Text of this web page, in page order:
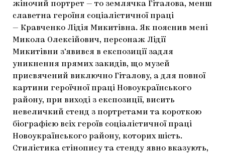
жіночий портрет — то землячка Гіталова, менш
славетна героїня соціалістичної праці
— Кравченко Лідія Микитівна. Як пояснив мені
Микола Олексійович, персонаж Лідії
Микитівни з’явився в експозиції задля
уникнення прямих закидів, що музей
присвячений виключно Гіталову, а для повної
картини героїчної праці Новоукраїнського
району, при виході з експозиції, висить
невеличкий стенд з портретами та короткою
біографією всіх героїв соціалістичної праці
Новоукраїнського району, которих шість.
Стилістика стінопису та стенду явно вказують,